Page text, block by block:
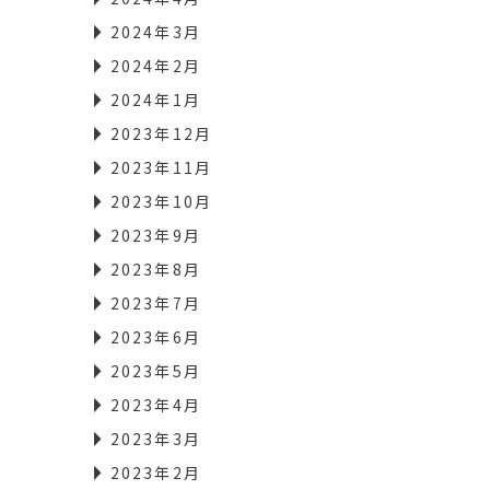
2024年3月
2024年2月
2024年1月
2023年12月
2023年11月
2023年10月
2023年9月
2023年8月
2023年7月
2023年6月
2023年5月
2023年4月
2023年3月
2023年2月